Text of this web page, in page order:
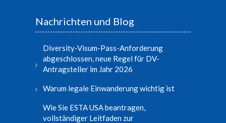
Nachrichten und Blog
Diversity-Visum-Pass-Anforderung
abgeschlossen, neue Regel für DV-
Antragsteller im Jahr 2026
Warum legale Einwanderung wichtig ist
Wie Sie ESTA USA beantragen,
vollständiger Leitfaden zur